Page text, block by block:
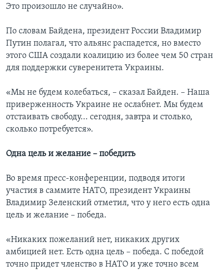
Это произошло не случайно».
По словам Байдена, президент России Владимир
Путин полагал, что альянс распадется, но вместо
этого США создали коалицию из более чем 50 стран
для поддержки суверенитета Украины.
«Мы не будем колебаться, – сказал Байден. – Наша
приверженность Украине не ослабнет. Мы будем
отстаивать свободу... сегодня, завтра и столько,
сколько потребуется».
Одна цель и желание – победить
Во время пресс-конференции, подводя итоги
участия в саммите НАТО, президент Украины
Владимир Зеленский отметил, что у него есть одна
цель и желание – победа.
«Никаких пожеланий нет, никаких других
амбицией нет. Есть одна цель – победа. С победой
точно придет членство в НАТО и уже точно всем